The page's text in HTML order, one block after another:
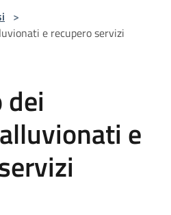
>
e recupero servizi
e